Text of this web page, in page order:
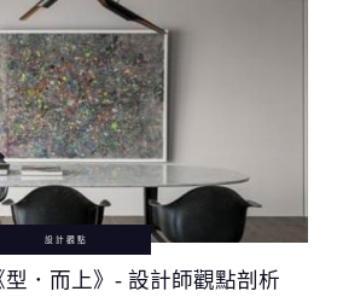
設計觀點
．而上》- 設計師觀點剖析